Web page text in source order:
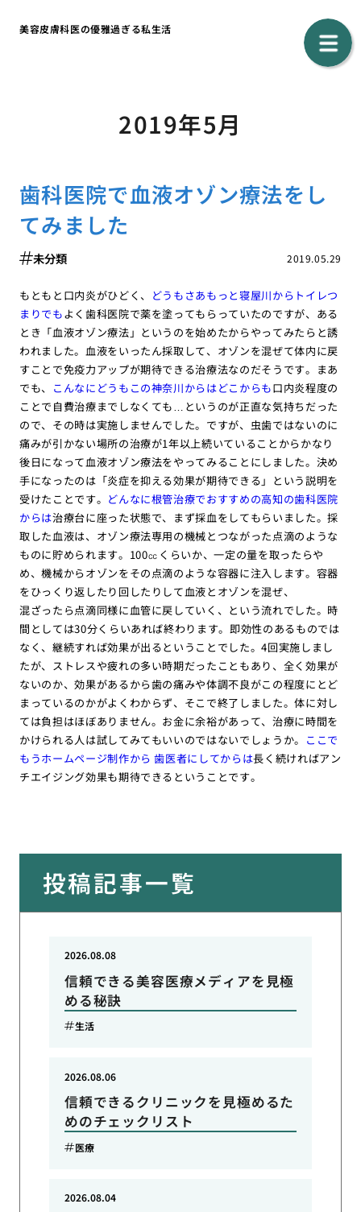
美容皮膚科医の優雅過ぎる私生活
2019年5月
歯科医院で血液オゾン療法をし
てみました
2019.05.29
未分類
もともと口内炎がひどく、 どうもさあもっと寝屋川からトイレつ
まりでもよく歯科医院で薬を塗ってもらっていたのですが、ある
とき「血液オゾン療法」というのを始めたからやってみたらと誘
われました。血液をいったん採取して、オゾンを混ぜて体内に戻
すことで免疫力アップが期待できる治療法なのだそうです。まあ
でも、 こんなにどうもこの神奈川からはどこからも口内炎程度の
ことで自費治療までしなくても…というのが正直な気持ちだった
ので、その時は実施しませんでした。ですが、虫歯ではないのに
痛みが引かない場所の治療が1年以上続いていることからかなり
後日になって血液オゾン療法をやってみることにしました。決め
手になったのは「炎症を抑える効果が期待できる」という説明を
受けたことです。 どんなに根管治療でおすすめの高知の歯科医院
からは治療台に座った状態で、まず採血をしてもらいました。採
取した血液は、オゾン療法専用の機械とつながった点滴のような
ものに貯められます。100㏄くらいか、一定の量を取ったらや
め、機械からオゾンをその点滴のような容器に注入します。容器
をひっくり返したり回したりして血液とオゾンを混ぜ、
混ざったら点滴同様に血管に戻していく、という流れでした。時
間としては30分くらいあれば終わります。即効性のあるものでは
なく、継続すれば効果が出るということでした。4回実施しまし
たが、ストレスや疲れの多い時期だったこともあり、全く効果が
ないのか、効果があるから歯の痛みや体調不良がこの程度にとど
まっているのかがよくわからず、そこで終了しました。体に対し
ては負担はほぼありません。お金に余裕があって、治療に時間を
かけられる人は試してみてもいいのではないでしょうか。 ここで
もうホームページ制作から 歯医者にしてからは長く続ければアン
チエイジング効果も期待できるということです。
投稿記事一覧
信頼できる美容医療メディアを見極
める秘訣
2026.08.08
生活
信頼できるクリニックを見極めるた
めのチェックリスト
2026.08.06
医療
2026.08.04